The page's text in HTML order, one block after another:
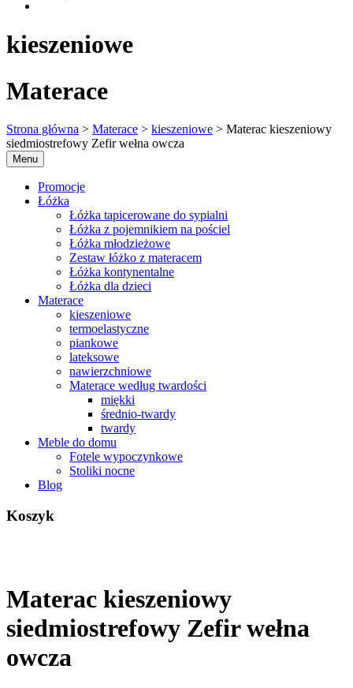
kieszeniowe
Materace
Strona główna > Materace > kieszeniowe > Materac kieszeniowy
siedmiostrefowy Zefir wełna owcza
Menu
Promocje
Łóżka
Łóżka tapicerowane do sypialni
Łóżka z pojemnikiem na pościel
Łóżka młodzieżowe
Zestaw łóżko z materacem
Łóżka kontynentalne
Łóżka dla dzieci
Materace
kieszeniowe
termoelastyczne
piankowe
lateksowe
nawierzchniowe
Materace według twardości
miękki
średnio-twardy
twardy
Meble do domu
Fotele wypoczynkowe
Stoliki nocne
Blog
Koszyk
Materac kieszeniowy
siedmiostrefowy Zefir wełna
owcza